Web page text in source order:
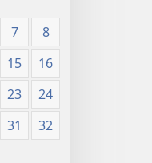
7
8
15
16
23
24
31
32